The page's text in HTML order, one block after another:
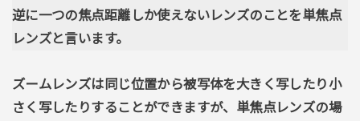
逆に一つの焦点距離しか使えないレンズのことを単焦点
レンズと言います。
ズームレンズは同じ位置から被写体を大きく写したり小
さく写したりすることができますが、単焦点レンズの場